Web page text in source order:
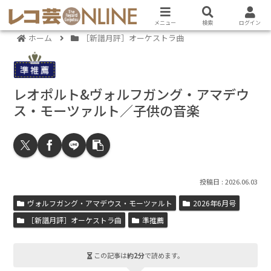
ホーム ［新譜月評］オーケストラ曲
レオポルト&ヴォルフガング・アマデウ
ス・モーツァルト／子供の音楽
2026.06.03
ヴォルフガング・アマデウス・モーツァルト
2026年6月号
［新譜月評］オーケストラ曲
準推薦
この記事は約2分で読めます。
メニュー 検索 ログイン